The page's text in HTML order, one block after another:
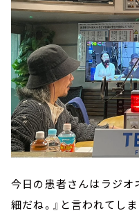
今日の患者さんはラジオ
細だね。』と言われてし